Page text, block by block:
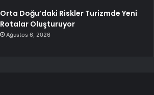
Orta Doğu’daki Riskler Turizmde Yeni
Rotalar Oluşturuyor
Ağustos 6, 2026